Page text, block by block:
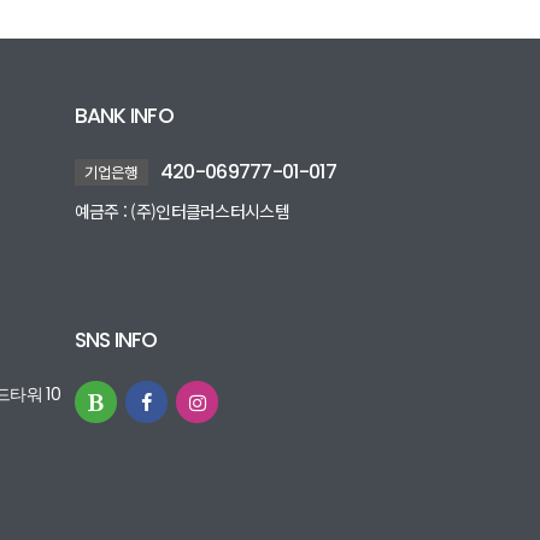
BANK INFO
기업은행 420-069777-01-017
예금주 : (주)인터클러스터시스템
타워 10
SNS INFO